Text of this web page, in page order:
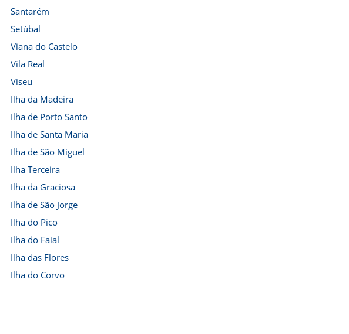
Santarém
Setúbal
Viana do Castelo
Vila Real
Viseu
Ilha da Madeira
Ilha de Porto Santo
Ilha de Santa Maria
Ilha de São Miguel
Ilha Terceira
Ilha da Graciosa
Ilha de São Jorge
Ilha do Pico
Ilha do Faial
Ilha das Flores
Ilha do Corvo